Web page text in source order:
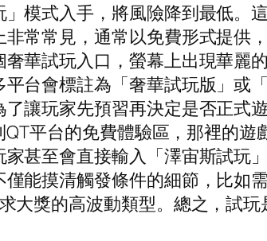
模式入手，將風險降到最低。
常常見，通常以免費形式提供
華試玩入口，螢幕上出現華麗
台會標註為「奢華試玩版」或
讓玩家先預習再決定是否正式
平台的免費體驗區，那裡的遊
甚至會直接輸入「澤宙斯試玩
能摸清觸發條件的細節，比如
獎的高波動類型。總之，試